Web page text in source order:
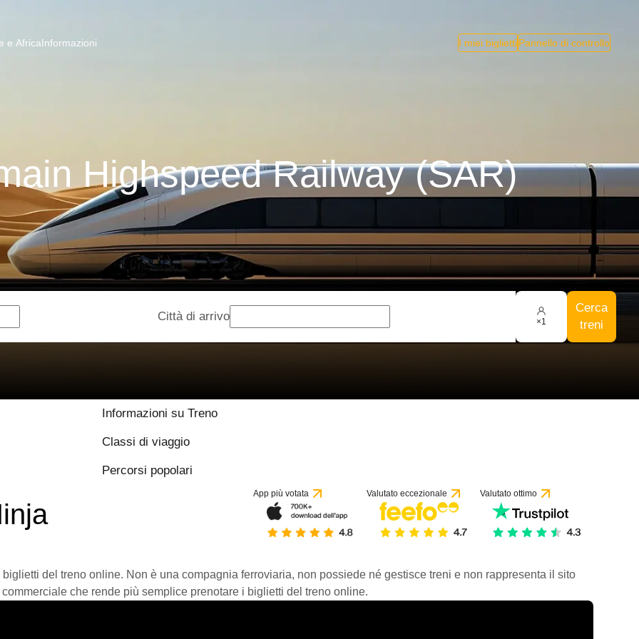
e AfricaInformazioni I miei bigliettiPannello di controllo
Highspeed Railway (SAR)
Città di arrivo ×1
Cerca
treni
Informazioni su Treno
Classi di viaggio
Percorsi popolari
App più votata Valutato eccezionale Valutato ottimo
del treno online. Non è una compagnia ferroviaria, non possiede né gestisce treni e non rappresenta il sito
che rende più semplice prenotare i biglietti del treno online.